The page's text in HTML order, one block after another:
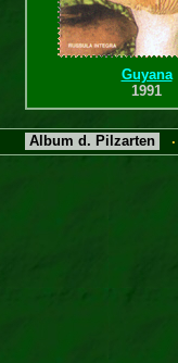
Guyana
1991
Album d. Pilzarten